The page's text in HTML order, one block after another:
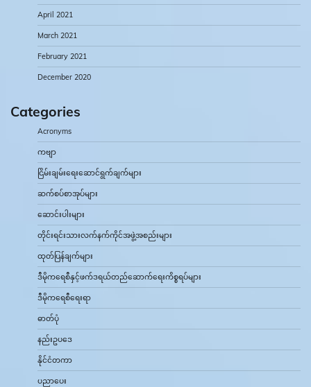
April 2021
March 2021
February 2021
December 2020
Categories
Acronyms
ကဗျာ
ငြိမ်းချမ်းရေးဆောင်ရွက်ချက်များ
ဆက်စပ်စာအုပ်များ
ဆောင်းပါးများ
တိုင်းရင်းသားလက်နက်ကိုင်အဖွဲ့အစည်းများ
ထုတ်ပြန်ချက်များ
ဒီမိုကရေစီနှင့်ဖက်ဒရယ်တည်ဆောက်‌ရေးကိစ္စရပ်များ
ဒီမိုကရေစီရေးရာ
ဓာတ်ပုံ
နည်းဥပဒေ
နိုင်ငံတကာ
ပညာပေး